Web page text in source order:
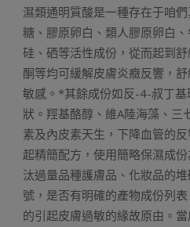
濕類通明質酸是一種存在于咱
糖、膠原卵白、類人膠原卵白
硅、硒等活性成份，從而起到
酮等均可緩解皮膚炎癥反響，
敏感。*其餘成份如反-4-叔丁基
狀。羥基酪醇、維A陸海藻、三
素及內皮素天生，下降血管的
起精簡配方，使用簡略保濕成
汰過量品種護膚品、化妝品的
號，是否有明確的產物成份列
的引起皮膚過敏的緣故原由。